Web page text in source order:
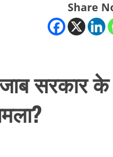
Share
सरकार के